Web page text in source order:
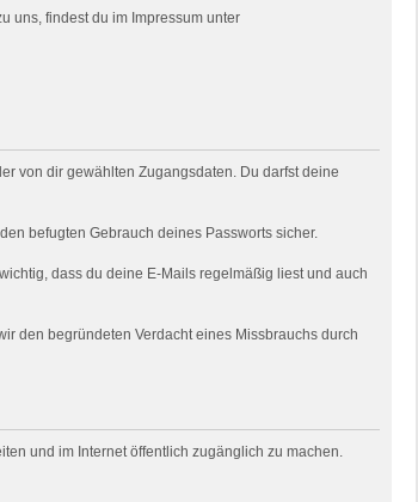
uns, findest du im Impressum unter
von dir gewählten Zugangsdaten. Du darfst deine
befugten Gebrauch deines Passworts sicher.
dass du deine E-Mails regelmäßig liest und auch
den begründeten Verdacht eines Missbrauchs durch
und im Internet öffentlich zugänglich zu machen.